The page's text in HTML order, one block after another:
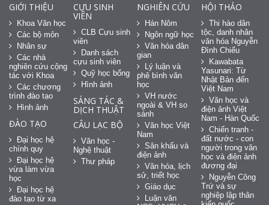
GIỚI THIỆU
Khoa Văn học
Các bộ môn
Nhân sự
Các nhà
nghiên cứu cộng
tác với Khoa
Các chương
trình đào tạo
Hình ảnh
ĐÀO TẠO
Đại học hệ
chính quy
Đại học hệ
vừa làm vừa
học
Đại học hệ
đào tạo từ xa
CỰU SINH
VIÊN
CLB Cựu sinh
viên
Danh sách
cựu sinh viên
Quỹ học bổng
Hình ảnh
SÁNG TÁC &
DỊCH THUẬT
CÂU LẠC BỘ
Văn học -
Nghệ thuật
Thư pháp
NGHIÊN CỨU
Hán Nôm
Ngôn ngữ học
Văn hóa dân
gian
Lý luận và
phê bình văn
học
VH nước
ngoài & VH so
sánh
Văn học Việt
Nam
Sân khấu và
điện ảnh
Văn hóa, lịch
sử, triết học
Giáo dục
Luận văn
HỘI THẢO
Thi hào dân
tộc, danh nhân
văn hóa Nguyễn
Đình Chiểu
Kawabata
Yasunari: Từ
Nhật Bản đến
Việt Nam
Văn học và
điện ảnh Việt
Nam - Hàn Quốc
Chiến tranh -
đất nước - con
người trong văn
học và điện ảnh
đương đại
Nguyễn Công
Trứ và sự
nghiệp lập thân